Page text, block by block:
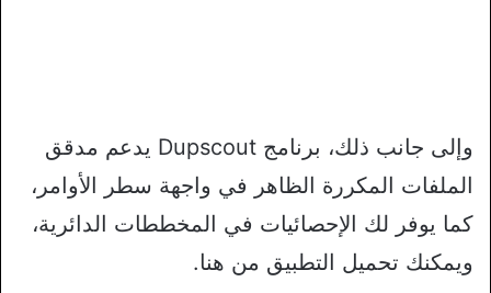
وإلى جانب ذلك، برنامج Dupscout يدعم مدقق
الملفات المكررة الظاهر في واجهة سطر الأوامر،
كما يوفر لك الإحصائيات في المخططات الدائرية،
ويمكنك تحميل التطبيق من هنا.